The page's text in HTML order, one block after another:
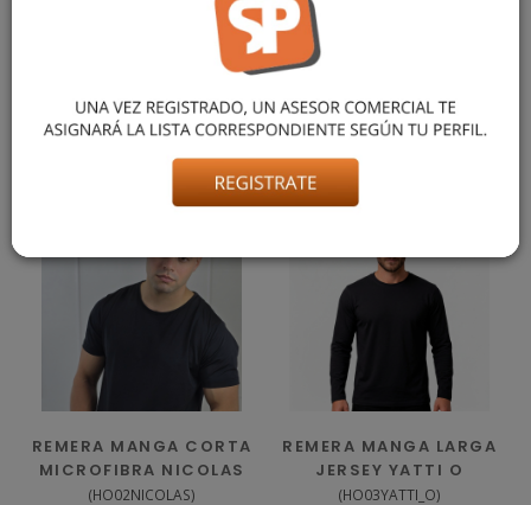
ESCOTE REDONDO, CALCE AL CUERPO Y TEXTURA SUAVE.
IDEAL PARA USO DIARIO. DISPONIBLE DEL TALLE S AL 4XL. EL
MODELO USA TALLE M, MIDE 1,75 M Y PESA 73 KG APROX.
También podría gustarte
REMERA MANGA CORTA
MICROFIBRA NICOLAS
(HO02NICOLAS)
REMERA MANGA LARGA
JERSEY YATTI O
(HO03YATTI_O)